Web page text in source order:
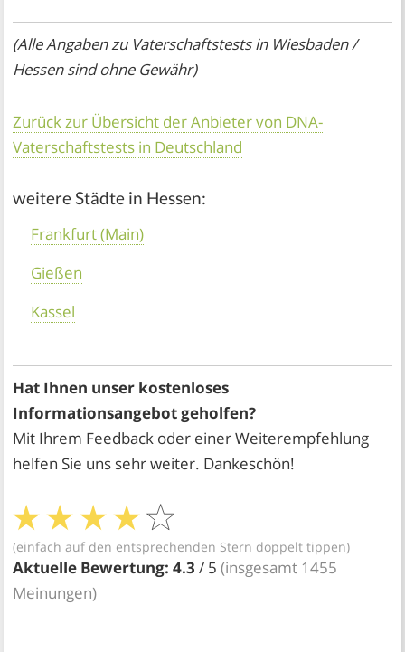
(Alle Angaben zu Vaterschaftstests in Wiesbaden /
Hessen sind ohne Gewähr)
Zurück zur Übersicht der Anbieter von DNA-
Vaterschaftstests in Deutschland
weitere Städte in Hessen:
Frankfurt (Main)
Gießen
Kassel
Hat Ihnen unser kostenloses
Informationsangebot geholfen?
Mit Ihrem Feedback oder einer Weiterempfehlung
helfen Sie uns sehr weiter. Dankeschön!
(einfach auf den entsprechenden Stern doppelt tippen)
Aktuelle Bewertung:4.3 / 5(insgesamt 1455
Meinungen)